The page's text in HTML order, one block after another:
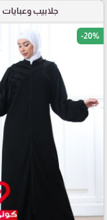
جلابيب وعبايات
-20%